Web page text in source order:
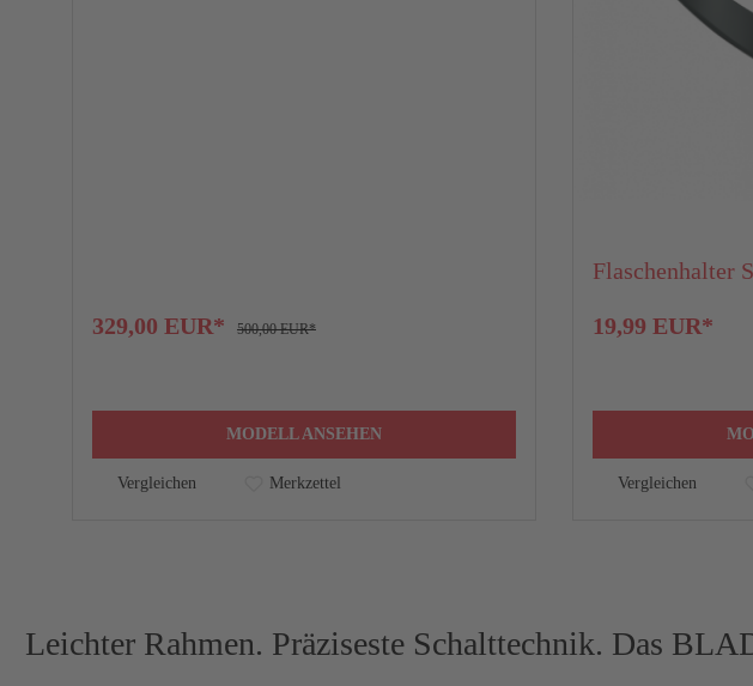
329,00 EUR* 500,00 EUR*
MODELL ANSEHEN
Vergleichen Merkzettel
Flaschenhalter
19,99 EUR*
Vergleichen
Leichter Rahmen. Präziseste Schalttechnik. Das